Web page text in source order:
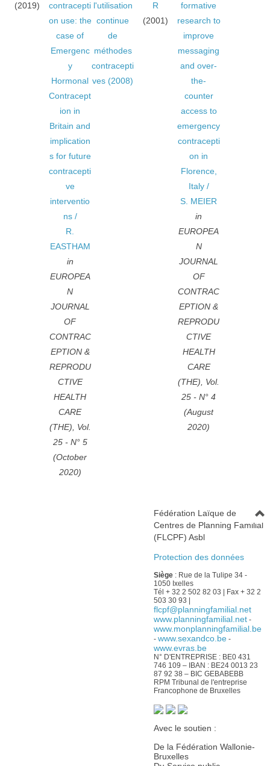
(2019)
contracepti
on use: the
case of
Emergenc
y
Hormonal
Contracept
ion in
Britain and
implication
s for future
contracepti
ve
interventio
ns/
R.
EASTHAM
in
EUROPEA
N
JOURNAL
OF
CONTRAC
EPTION &
REPRODU
CTIVE
HEALTH
CARE
(THE), Vol.
25 - N° 5
(October
2020)
l'utilisation
continue
de
méthodes
contracepti
ves (2008)
R
(2001)
formative
research to
improve
messaging
and over-
the-
counter
access to
emergency
contracepti
on in
Florence,
Italy/
S. MEIER
in
EUROPEA
N
JOURNAL
OF
CONTRAC
EPTION &
REPRODU
CTIVE
HEALTH
CARE
(THE), Vol.
25 - N° 4
(August
2020)
Fédération Laïque de
Centres de Planning Familial
(FLCPF) Asbl
Protection des données
Siège: Rue de la Tulipe 34 -
1050 Ixelles
Tél + 32 2 502 82 03 | Fax + 32 2
503 30 93 |
flcpf@planningfamilial.net
www.planningfamilial.net-
www.monplanningfamilial.be
- www.sexandco.be-
www.evras.be
N° D'ENTREPRISE : BE0 431
746 109 – IBAN : BE24 0013 23
87 92 38 – BIC GEBABEBB
RPM Tribunal de l'entreprise
Francophone de Bruxelles
Avec le soutien :
De la Fédération Wallonie-
Bruxelles